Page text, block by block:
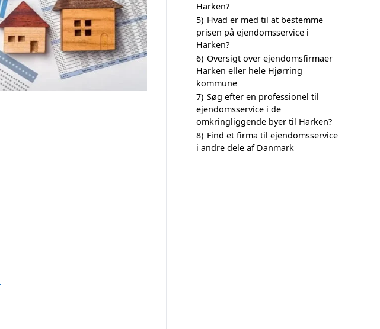
Harken?
5) Hvad er med til at bestemme
prisen på ejendomsservice i
Harken?
6) Oversigt over ejendomsfirmaer
Harken eller hele Hjørring
kommune
7) Søg efter en professionel til
ejendomsservice i de
omkringliggende byer til Harken?
8) Find et firma til ejendomsservice
i andre dele af Danmark